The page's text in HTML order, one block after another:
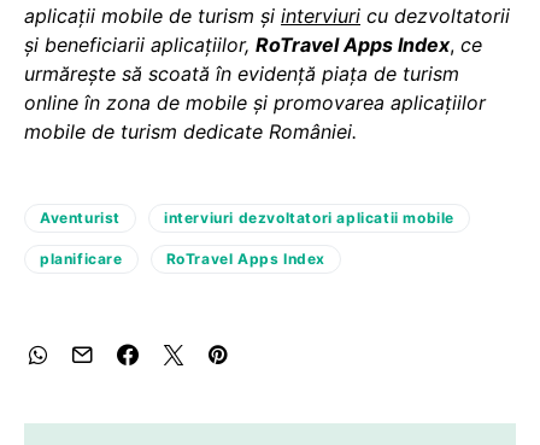
aplicații mobile de turism și interviuri cu dezvoltatorii
și beneficiarii aplicațiilor, RoTravel Apps Index, ce
urmărește să scoată în evidență piața de turism
online în zona de mobile și promovarea aplicațiilor
mobile de turism dedicate României.
Aventurist interviuri dezvoltatori aplicatii mobile
planificare RoTravel Apps Index